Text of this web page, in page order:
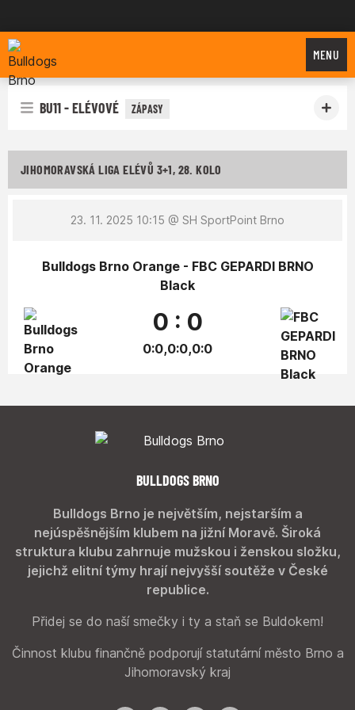
Bulldogs Brno
MENU
BU11 - ELÉVOVÉ ZÁPASY
JIHOMORAVSKÁ LIGA ELÉVŮ 3+1, 28. KOLO
23. 11. 2025 10:15 @ SH SportPoint Brno
Bulldogs Brno Orange - FBC GEPARDI BRNO
Black
0 : 0
0:0,0:0,0:0
BULLDOGS BRNO
Bulldogs Brno je největším, nejstarším a
nejúspěšnějším klubem na jižní Moravě. Široká
struktura klubu zahrnuje mužskou i ženskou složku,
jejichž elitní týmy hrají nejvyšší soutěže v České
republice.
Přidej se do naší smečky i ty a staň se Buldokem!
Činnost klubu finančně podporují statutární město Brno a
Jihomoravský kraj